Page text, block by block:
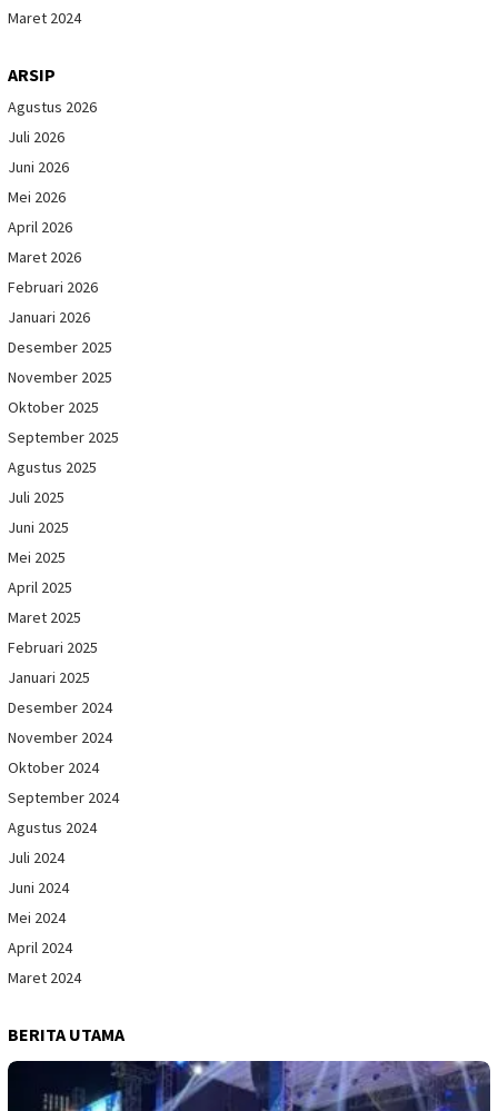
Maret 2024
ARSIP
Agustus 2026
Juli 2026
Juni 2026
Mei 2026
April 2026
Maret 2026
Februari 2026
Januari 2026
Desember 2025
November 2025
Oktober 2025
September 2025
Agustus 2025
Juli 2025
Juni 2025
Mei 2025
April 2025
Maret 2025
Februari 2025
Januari 2025
Desember 2024
November 2024
Oktober 2024
September 2024
Agustus 2024
Juli 2024
Juni 2024
Mei 2024
April 2024
Maret 2024
BERITA UTAMA